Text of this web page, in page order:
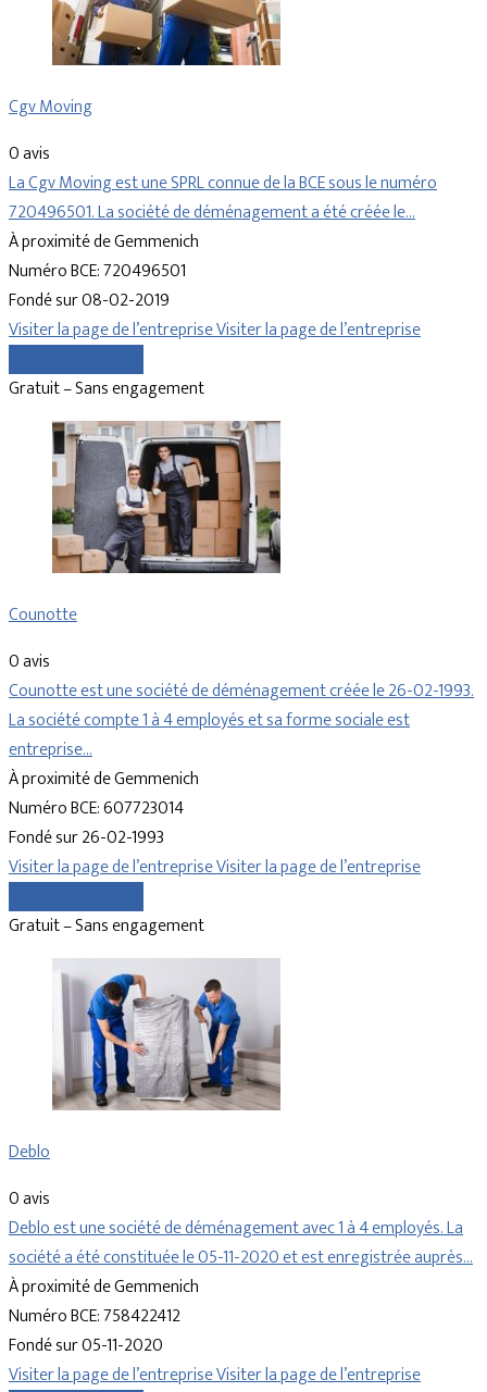
Cgv Moving
0 avis
La Cgv Moving est une SPRL connue de la BCE sous le numéro
720496501. La société de déménagement a été créée le…
À proximité de Gemmenich
Numéro BCE: 720496501
Fondé sur 08-02-2019
Visiter la page de l’entrepriseVisiter la page de l’entreprise
Gratuit – Sans engagement
Counotte
0 avis
Counotte est une société de déménagement créée le 26-02-1993.
La société compte 1 à 4 employés et sa forme sociale est
entreprise…
À proximité de Gemmenich
Numéro BCE: 607723014
Fondé sur 26-02-1993
Visiter la page de l’entrepriseVisiter la page de l’entreprise
Gratuit – Sans engagement
Deblo
0 avis
Deblo est une société de déménagement avec 1 à 4 employés. La
société a été constituée le 05-11-2020 et est enregistrée auprès…
À proximité de Gemmenich
Numéro BCE: 758422412
Fondé sur 05-11-2020
Visiter la page de l’entrepriseVisiter la page de l’entreprise